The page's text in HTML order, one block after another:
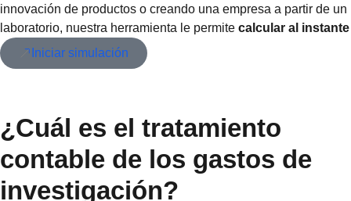
innovación de productos o creando una empresa a partir de un
laboratorio, nuestra herramienta le permite calcular al instante
Iniciar simulación
¿Cuál es el tratamiento
contable de los gastos de
investigación?